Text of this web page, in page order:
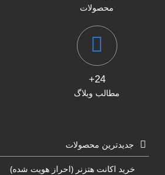
محصولات
24+
مطالب وبلاگ
جدیدترین محصولات
خرید اکانت هتزنر (احراز هویت شده)